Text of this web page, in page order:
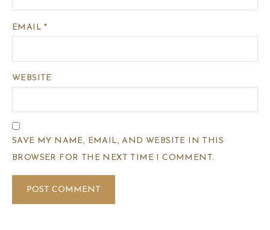
EMAIL*
WEBSITE
SAVE MY NAME, EMAIL, AND WEBSITE IN THIS
BROWSER FOR THE NEXT TIME I COMMENT.